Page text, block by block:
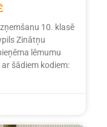
10. klasē
Zinātņu
lēmumu
šādiem kodiem: